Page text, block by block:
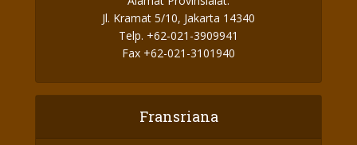
Jl. Kramat 5/10, Jakarta 14340
Telp. +62-021-3909941
Fax +62-021-3101940
Fransriana